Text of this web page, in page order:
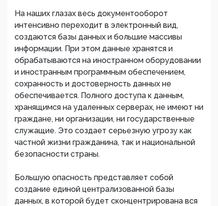
На наших глазах весь документооборот
интенсивно переходит в электронный вид,
создаются базы данных и большие массивы
информации. При этом данные хранятся и
обрабатываются на иностранном оборудовании
и иностранным программным обеспечением,
сохранность и достоверность данных не
обеспечивается. Полного доступа к данным,
хранящимся на удаленных серверах, не имеют ни
граждане, ни организации, ни государственные
служащие. Это создает серьезную угрозу как
частной жизни гражданина, так и национальной
безопасности страны.
Большую опасность представляет собой
создание единой централизованной базы
данных, в которой будет сконцентрирована вся